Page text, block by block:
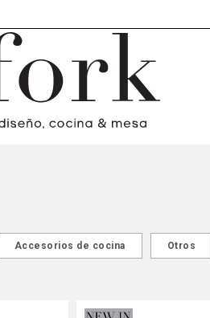
Accesorios de cocina Otros